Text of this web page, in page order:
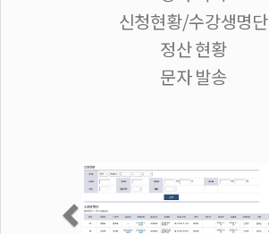
신청현황/수강생명단
정산 현황
문자 발송